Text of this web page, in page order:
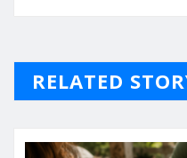
RELATED